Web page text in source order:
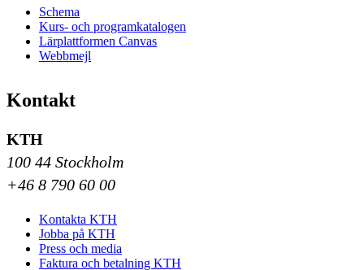
Schema
Kurs- och programkatalogen
Lärplattformen Canvas
Webbmejl
Kontakt
KTH
100 44 Stockholm
+46 8 790 60 00
Kontakta KTH
Jobba på KTH
Press och media
Faktura och betalning KTH